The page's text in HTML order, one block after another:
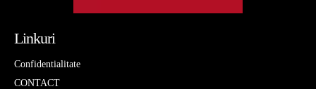
Linkuri
Confidentialitate
CONTACT